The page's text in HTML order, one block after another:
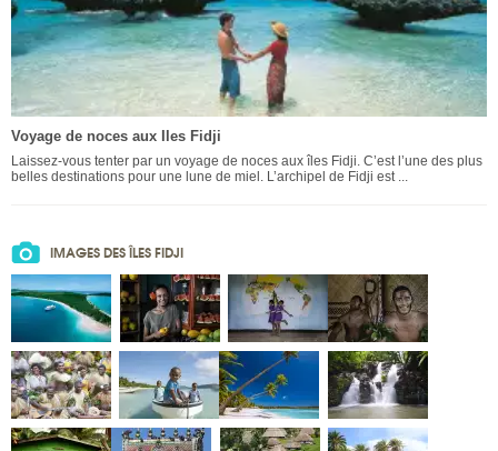
Voyage de noces aux Iles Fidji
Laissez-vous tenter par un voyage de noces aux îles Fidji. C’est l’une des plus
belles destinations pour une lune de miel. L’archipel de Fidji est ...
IMAGES DES ÎLES FIDJI